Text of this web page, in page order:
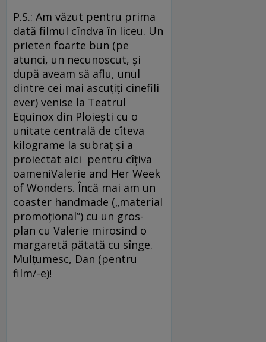
P.S.: Am văzut pentru prima
dată filmul cîndva în liceu. Un
prieten foarte bun (pe
atunci, un necunoscut, şi
după aveam să aflu, unul
dintre cei mai ascuţiţi cinefili
ever) venise la Teatrul
Equinox din Ploieşti cu o
unitate centrală de cîteva
kilograme la subraţ şi a
proiectat aici pentru cîţiva
oameniValerie and Her Week
of Wonders. Încă mai am un
coaster handmade („material
promoţional”) cu un gros-
plan cu Valerie mirosind o
margaretă pătată cu sînge.
Mulţumesc, Dan (pentru
film/-e)!